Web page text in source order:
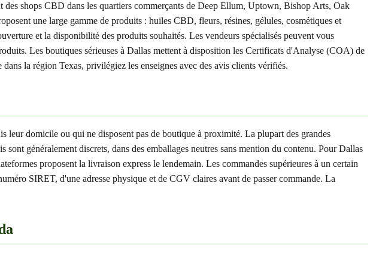
shops CBD dans les quartiers commerçants de Deep Ellum, Uptown, Bishop Arts, Oak
une large gamme de produits : huiles CBD, fleurs, résines, gélules, cosmétiques et
et la disponibilité des produits souhaités. Les vendeurs spécialisés peuvent vous
Les boutiques sérieuses à Dallas mettent à disposition les Certificats d'Analyse (COA) de
la région Texas, privilégiez les enseignes avec des avis clients vérifiés.
domicile ou qui ne disposent pas de boutique à proximité. La plupart des grandes
généralement discrets, dans des emballages neutres sans mention du contenu. Pour Dallas
proposent la livraison express le lendemain. Les commandes supérieures à un certain
SIRET, d'une adresse physique et de CGV claires avant de passer commande. La